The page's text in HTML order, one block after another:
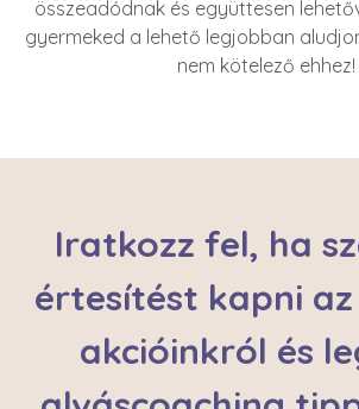
összeadódnak és együttesen
gyermeked a lehető legjobban
nem kötelező ehhez!
Iratkozz fel, ha
értesítést kapni
akcióinkról és